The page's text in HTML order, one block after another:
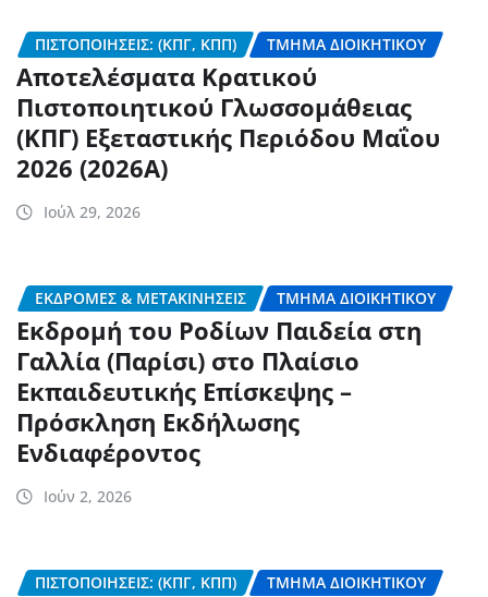
ΠΙΣΤΟΠΟΙΉΣΕΙΣ: (ΚΠΓ, ΚΠΠ) ΤΜΉΜΑ ΔΙΟΙΚΗΤΙΚΟΎ
Αποτελέσματα Κρατικού
Πιστοποιητικού Γλωσσομάθειας
(ΚΠΓ) Εξεταστικής Περιόδου Μαΐου
2026 (2026Α)
Ιούλ 29, 2026
ΕΚΔΡΟΜΈΣ & ΜΕΤΑΚΙΝΉΣΕΙΣ ΤΜΉΜΑ ΔΙΟΙΚΗΤΙΚΟΎ
Εκδρομή του Ροδίων Παιδεία στη
Γαλλία (Παρίσι) στο Πλαίσιο
Εκπαιδευτικής Επίσκεψης –
Πρόσκληση Εκδήλωσης
Ενδιαφέροντος
Ιούν 2, 2026
ΠΙΣΤΟΠΟΙΉΣΕΙΣ: (ΚΠΓ, ΚΠΠ) ΤΜΉΜΑ ΔΙΟΙΚΗΤΙΚΟΎ